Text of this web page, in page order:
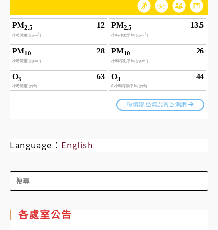
Language： English
Search
for:
各處室公告